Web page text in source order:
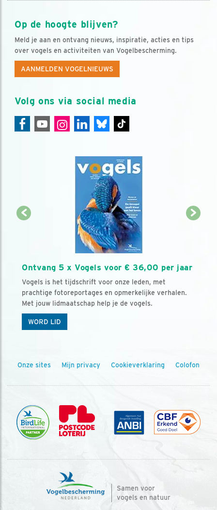
Op de hoogte blijven?
Meld je aan en ontvang nieuws, inspiratie, acties en tips
over vogels en activiteiten van Vogelbescherming.
AANMELDEN VOGELNIEUWS
Volg ons via social media
Ontvang 5 x Vogels voor € 36,00 per jaar
Vogels is het tijdschrift voor onze leden, met
prachtige fotoreportages en opmerkelijke verhalen.
Met jouw lidmaatschap help je de vogels.
WORD LID
Onze sites Mijn privacy Cookieverklaring Colofon
Samen voor
vogels en natuur